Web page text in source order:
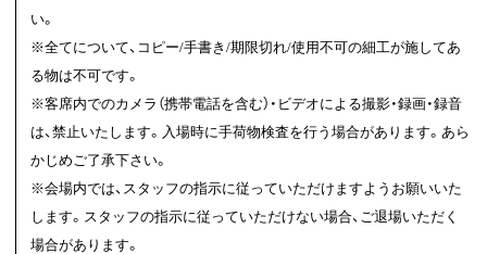
い。
※全てについて、コピー/手書き/期限切れ/使用不可の細工が施してあ
る物は不可です。
※客席内でのカメラ（携帯電話を含む）・ビデオによる撮影・録画・録音
は、禁止いたします。入場時に手荷物検査を行う場合があります。あら
かじめご了承下さい。
※会場内では、スタッフの指示に従っていただけますようお願いいた
します。スタッフの指示に従っていただけない場合、ご退場いただく
場合があります。